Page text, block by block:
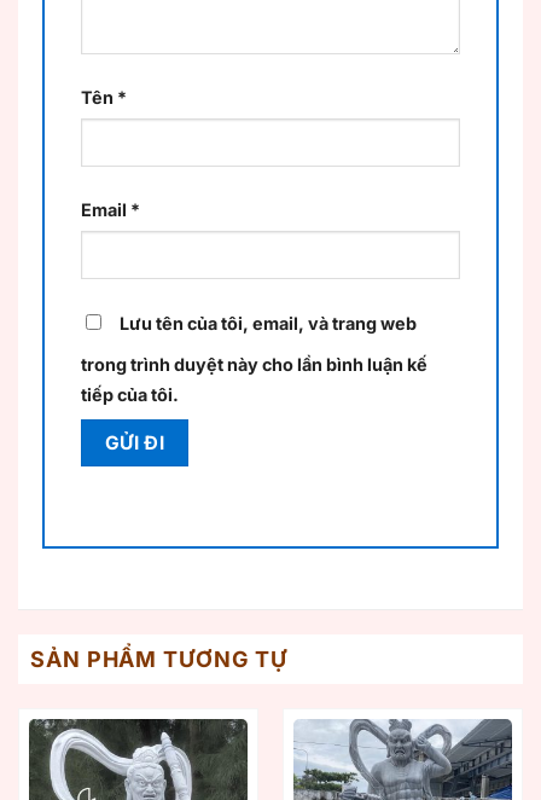
Tên *
Email *
Lưu tên của tôi, email, và trang web
trong trình duyệt này cho lần bình luận kế
tiếp của tôi.
SẢN PHẨM TƯƠNG TỰ